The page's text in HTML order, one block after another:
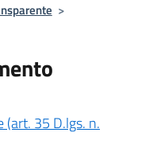
>
35 D.lgs. n.